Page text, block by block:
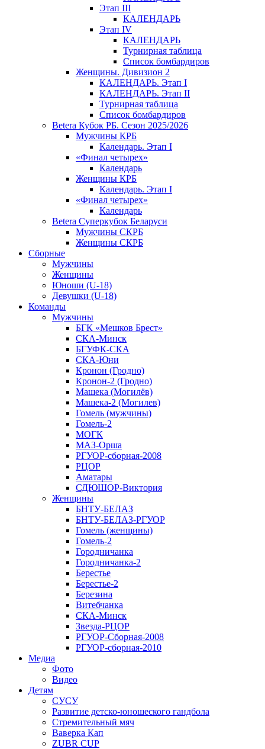
Этап III
КАЛЕНДАРЬ
Этап IV
КАЛЕНДАРЬ
Турнирная таблица
Список бомбардиров
Женщины. Дивизион 2
КАЛЕНДАРЬ. Этап I
КАЛЕНДАРЬ. Этап II
Турнирная таблица
Список бомбардиров
Betera Кубок РБ. Сезон 2025/2026
Мужчины КРБ
Календарь. Этап I
«Финал четырех»
Календарь
Женщины КРБ
Календарь. Этап I
«Финал четырех»
Календарь
Betera Суперкубок Беларуси
Мужчины СКРБ
Женщины СКРБ
Сборные
Мужчины
Женщины
Юноши (U-18)
Девушки (U-18)
Команды
Мужчины
БГК «Мешков Брест»
СКА-Минск
БГУФК-СКА
СКА-Юни
Кронон (Гродно)
Кронон-2 (Гродно)
Машека (Могилёв)
Машека-2 (Могилев)
Гомель (мужчины)
Гомель-2
МОГК
МАЗ-Орша
РГУОР-сборная-2008
РЦОР
Аматары
СДЮШОР-Виктория
Женщины
БНТУ-БЕЛАЗ
БНТУ-БЕЛАЗ-РГУОР
Гомель (женщины)
Гомель-2
Городничанка
Городничанка-2
Берестье
Берестье-2
Березина
Витебчанка
СКА-Минск
Звезда-РЦОР
РГУОР-Сборная-2008
РГУОР-сборная-2010
Медиа
Фото
Видео
Детям
СУСУ
Развитие детско-юношеского гандбола
Стремительный мяч
Ваверка Кап
ZUBR CUP